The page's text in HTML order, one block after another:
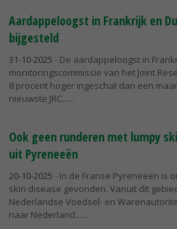
Aardappeloogst in Frankrijk en
bijgesteld
31-10-2025 - De aardappeloogst in
monitoringscommissie van het Joint
8 procent hoger ingeschat dan een
nieuwste JRC...
Ook geen runderen met lumpy
uit Pyreneeën
20-10-2025 - In de Franse Pyreneeën is
skin disease gevonden. Vanuit dit
Nederlandse Voedsel- en
naar Nederland...